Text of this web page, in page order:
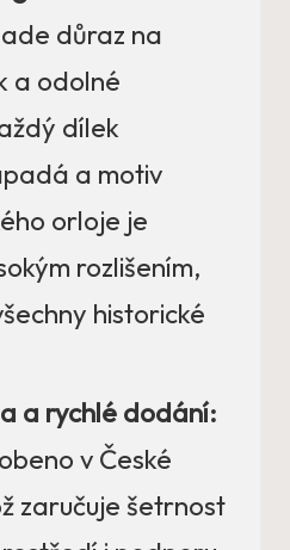
důraz na
a odolné
dílek
a motiv
orloje je
rozlišením,
historické
a rychlé dodání:
v České
zaručuje šetrnost